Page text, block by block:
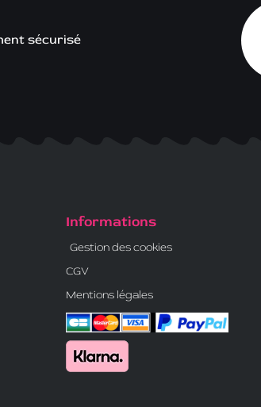
sécurisé
Informations
Gestion des cookies
CGV
Mentions légales